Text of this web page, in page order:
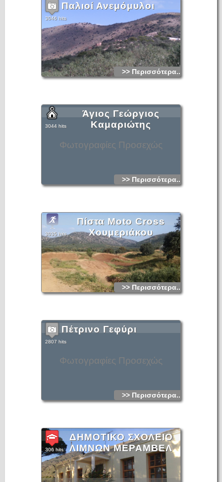
Παλιοί Ανεμόμυλοι
3046 hits
>> Περισσότερα...
Φωτογραφίες Προσεχώς
Άγιος Γεώργιος
Καμαριώτης
3044 hits
>> Περισσότερα...
Πίστα Moto Cross
Χουμεριάκου
3035 hits
>> Περισσότερα...
Φωτογραφίες Προσεχώς
Πέτρινο Γεφύρι
2807 hits
>> Περισσότερα...
ΔΗΜΟΤΙΚΟ ΣΧΟΛΕΙΟ
ΛΙΜΝΩΝ ΜΕΡΑΜΒΕΛ
306 hits